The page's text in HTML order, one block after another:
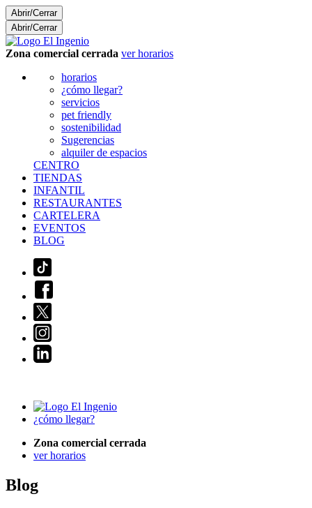
Abrir/Cerrar
Abrir/Cerrar
Zona comercial cerrada ver horarios
horarios
¿cómo llegar?
servicios
pet friendly
sostenibilidad
Sugerencias
alquiler de espacios
CENTRO
TIENDAS
INFANTIL
RESTAURANTES
CARTELERA
EVENTOS
BLOG
¿cómo llegar?
Zona comercial cerrada
ver horarios
Blog